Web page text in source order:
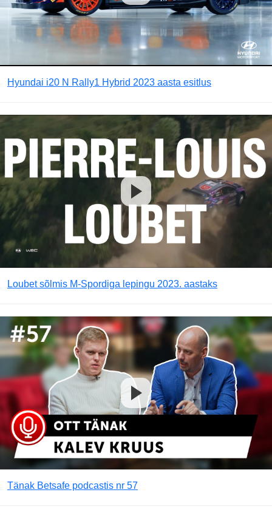
Hyundai i20 N Rally1 Hybrid 2023 aasta esitlus
Loubet sõlmis M-Spordiga lepingu 2023. aastaks
Tänak Betsafe podcastis nr 57